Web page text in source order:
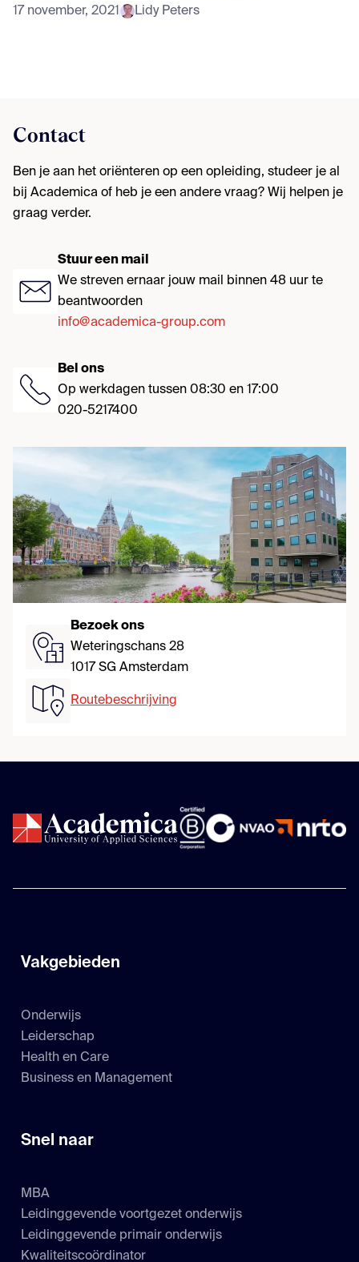
17 november, 2021
Lidy Peters
Contact
Ben je aan het oriënteren op een opleiding, studeer je al
bij Academica of heb je een andere vraag? Wij helpen je
graag verder.
Stuur een mail
We streven ernaar jouw mail binnen 48 uur te
beantwoorden
info@academica-group.com
Bel ons
Op werkdagen tussen 08:30 en 17:00
020-5217400
Bezoek ons
Weteringschans 28
1017 SG Amsterdam
Routebeschrijving
Vakgebieden
Onderwijs
Leiderschap
Health en Care
Business en Management
Snel naar
MBA
Leidinggevende voortgezet onderwijs
Leidinggevende primair onderwijs
Kwaliteitscoördinator